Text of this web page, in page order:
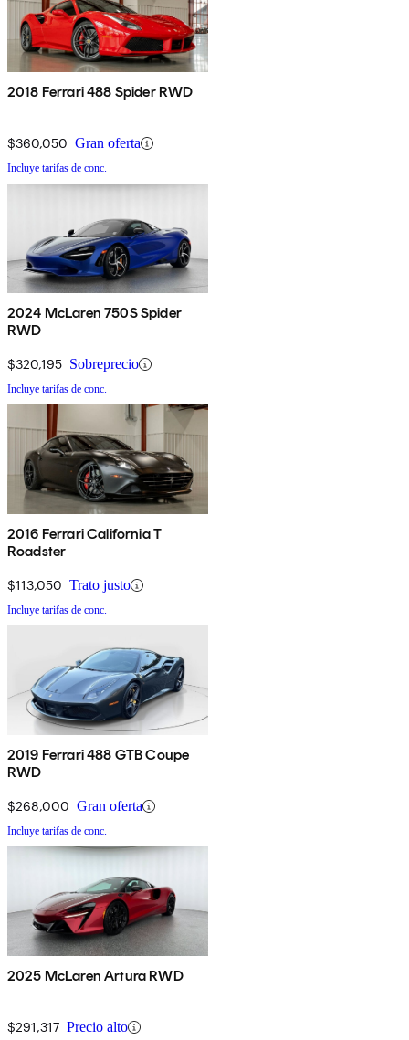
2018 Ferrari 488 Spider RWD
$360,050 Gran oferta
Incluye tarifas de conc.
2024 McLaren 750S Spider
RWD
$320,195 Sobreprecio
Incluye tarifas de conc.
2016 Ferrari California T
Roadster
$113,050 Trato justo
Incluye tarifas de conc.
2019 Ferrari 488 GTB Coupe
RWD
$268,000 Gran oferta
Incluye tarifas de conc.
2025 McLaren Artura RWD
$291,317 Precio alto